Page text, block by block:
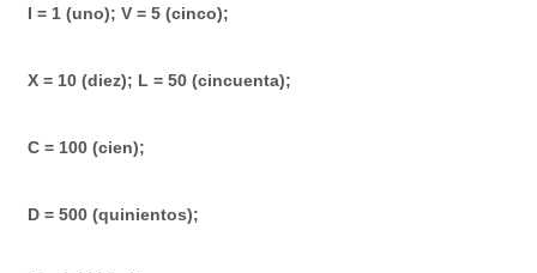
I = 1 (uno); V = 5 (cinco);
X = 10 (diez); L = 50 (cincuenta);
C = 100 (cien);
D = 500 (quinientos);